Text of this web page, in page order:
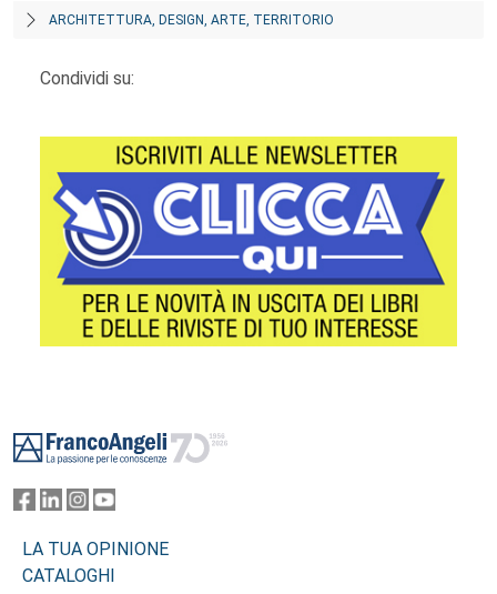
ARCHITETTURA, DESIGN, ARTE, TERRITORIO
Condividi su:
LA TUA OPINIONE
CATALOGHI